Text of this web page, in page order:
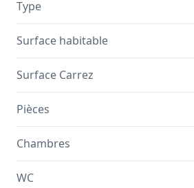
Type
Surface habitable
Surface Carrez
Pièces
Chambres
WC